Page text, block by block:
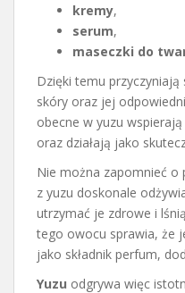
kremy,
serum,
maseczki do
Dzięki temu
skóry oraz jej
obecne w yuzu
oraz działają jako
Nie można zapomnieć o
z yuzu doskonale
utrzymać je zdrowe i
tego owocu sprawia, że
jako składnik perfum,
Yuzu odgrywa więc